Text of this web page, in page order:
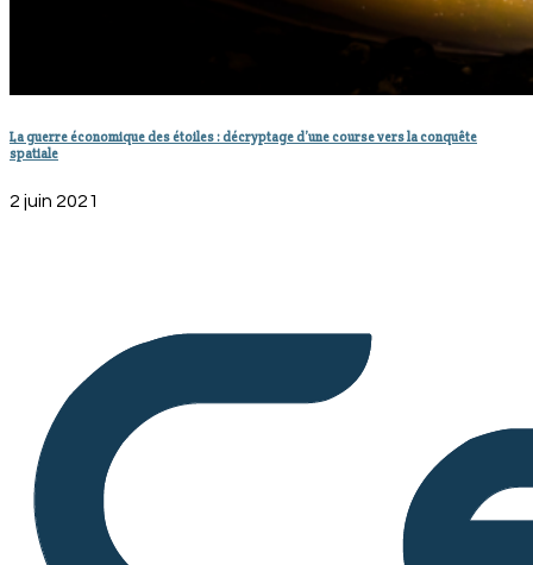
La guerre économique des étoiles : décryptage d’une course vers la conquête
spatiale
2 juin 2021